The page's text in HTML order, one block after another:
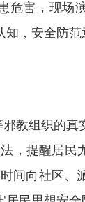
危害，现场
，安全防范
教组织的真
，提醒居民
间向社区、